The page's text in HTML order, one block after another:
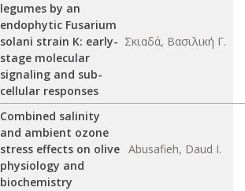
legumes by an
endophytic Fusarium
solani strain K: early-
stage molecular
signaling and sub-
cellular responses
Σκιαδά, Βασιλική Γ.
Combined salinity
and ambient ozone
stress effects on olive
physiology and
biochemistry
Abusafieh, Daud I.